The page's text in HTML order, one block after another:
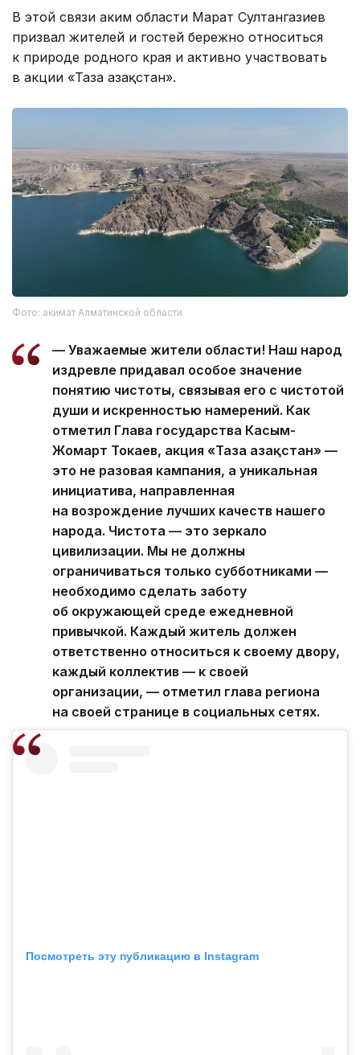
В этой связи аким области Марат Султангазиев
призвал жителей и гостей бережно относиться
к природе родного края и активно участвовать
в акции «Таза Қазақстан».
Фото: акимат Алматинской области
— Уважаемые жители области! Наш народ
издревле придавал особое значение
понятию чистоты, связывая его с чистотой
души и искренностью намерений. Как
отметил Глава государства Касым-
Жомарт Токаев, акция «Таза Қазақстан» —
это не разовая кампания, а уникальная
инициатива, направленная
на возрождение лучших качеств нашего
народа. Чистота — это зеркало
цивилизации. Мы не должны
ограничиваться только субботниками —
необходимо сделать заботу
об окружающей среде ежедневной
привычкой. Каждый житель должен
ответственно относиться к своему двору,
каждый коллектив — к своей
организации, — отметил глава региона
на своей странице в социальных сетях.
Посмотреть эту публикацию в Instagram